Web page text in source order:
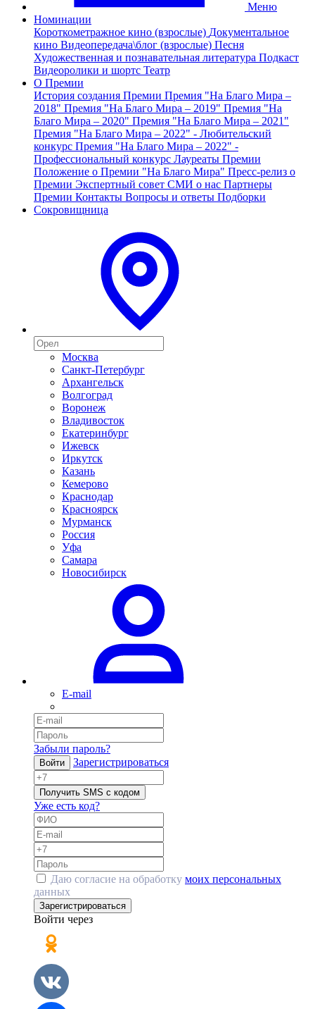
Меню
Номинации
Короткометражное кино (взрослые) Документальное
кино Видеопередача\блог (взрослые) Песня
Художественная и познавательная литература Подкаст
Видеоролики и шортс Театр
О Премии
История создания Премии Премия "На Благо Мира –
2018" Премия "На Благо Мира – 2019" Премия "На
Благо Мира – 2020" Премия "На Благо Мира – 2021"
Премия "На Благо Мира – 2022" - Любительский
конкурс Премия "На Благо Мира – 2022" -
Профессиональный конкурс Лауреаты Премии
Положение о Премии "На Благо Мира" Пресс-релиз о
Премии Экспертный совет СМИ о нас Партнеры
Премии Контакты Вопросы и ответы Подборки
Сокровищница
Москва
Санкт-Петербург
Архангельск
Волгоград
Воронеж
Владивосток
Екатеринбург
Ижевск
Иркутск
Казань
Кемерово
Краснодар
Красноярск
Мурманск
Россия
Уфа
Самара
Новосибирск
E-mail
Забыли пароль?
Войти Зарегистрироваться
Получить SMS с кодом
Уже есть код?
Даю согласие на обработку моих персональных
данных
Зарегистрироваться
Войти через